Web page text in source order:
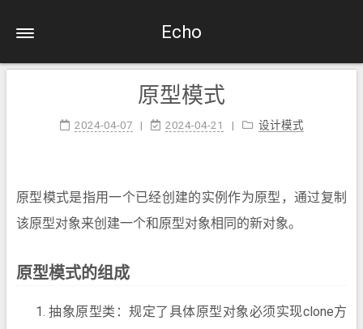
Echo
原型模式
2024-04-07 2024-04-21 设计模式
原型模式是指用一个已经创建的实例作为原型，通过复制
该原型对象来创建一个和原型对象相同的新对象。
原型模式的组成
抽象原型类：规定了具体原型对象必须实现clone方